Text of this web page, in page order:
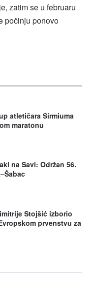
atletičara Sirmiuma
maratonu
na Savi: Održan 56.
Stojšić izborio
prvenstvu za
zatim se u februaru
počinju ponovo